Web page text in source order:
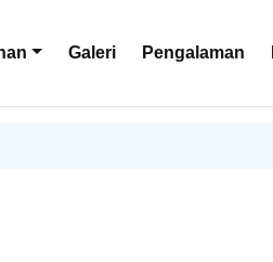
Galeri Pengalaman